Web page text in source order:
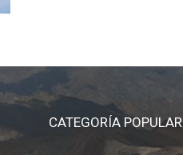
CATEGORÍA POPULAR